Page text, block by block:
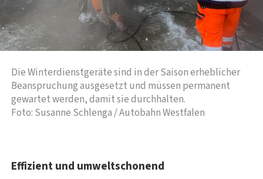
Die Winterdienstgeräte sind in der Saison erheblicher
Beanspruchung ausgesetzt und müssen permanent
gewartet werden, damit sie durchhalten.
Foto: Susanne Schlenga / Autobahn Westfalen
Effizient und umweltschonend